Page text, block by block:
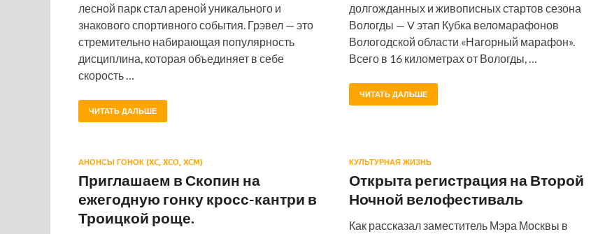
лесной парк стал ареной уникального и
знакового спортивного события. Грэвел — это
стремительно набирающая популярность
дисциплина, которая объединяет в себе
скорость …
ЧИТАТЬ ДАЛЬШЕ
долгожданных и живописных стартов сезона
Вологды — V этап Кубка веломарафонов
Вологодской области «Нагорный марафон».
Всего в 16 километрах от Вологды, …
ЧИТАТЬ ДАЛЬШЕ
АНОНСЫ ГОНОК (XC, XCO, XCM)
Приглашаем в Скопин на
ежегодную гонку кросс-кантри в
Троицкой роще.
КУЛЬТУРНАЯ ЖИЗНЬ
Открыта регистрация на Второй
Ночной велофестиваль
Как рассказал заместитель Мэра Москвы в